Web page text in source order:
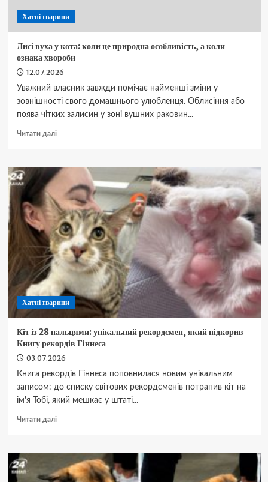
Хатні тварини
Лисі вуха у кота: коли це природна особливість, а коли
ознака хвороби
12.07.2026
Уважний власник завжди помічає найменші зміни у
зовнішності свого домашнього улюбленця. Облисіння або
поява чітких залисин у зоні вушних раковин...
Читати даліДокладніше
вуха
у
кота:
коли
це
природна
особливість,
а
коли
ознака
хвороби
Хатні тварини
Кіт із 28 пальцями: унікальний рекордсмен, який підкорив
Книгу рекордів Гіннеса
03.07.2026
Книга рекордів Гіннеса поповнилася новим унікальним
записом: до списку світових рекордсменів потрапив кіт на
ім'я Тобі, який мешкає у штаті...
Читати даліДокладніше
із
пальцями: